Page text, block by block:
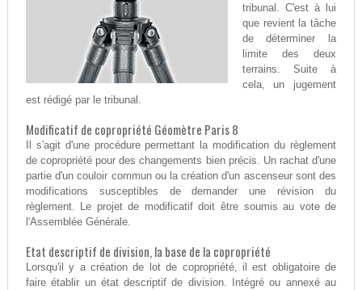
tribunal. C'est à lui
que revient la tâche
de déterminer la
limite des deux
terrains. Suite à
cela, un jugement
est rédigé par le tribunal.
Modificatif de copropriété Géomètre Paris 8
Il s'agit d'une procédure permettant la modification du règlement
de copropriété pour des changements bien précis. Un rachat d'une
partie d'un couloir commun ou la création d'un ascenseur sont des
modifications susceptibles de demander une révision du
règlement. Le projet de modificatif doit être soumis au vote de
l'Assemblée Générale.
Etat descriptif de division, la base de la copropriété
Lorsqu'il y a création de lot de copropriété, il est obligatoire de
faire établir un état descriptif de division. Intégré ou annexé au